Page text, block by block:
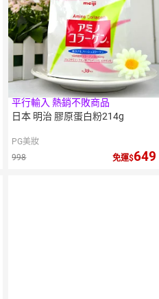
平行輸入 熱銷不敗商品
日本 明治 膠原蛋白粉214g
PG美妝
998
免運 649